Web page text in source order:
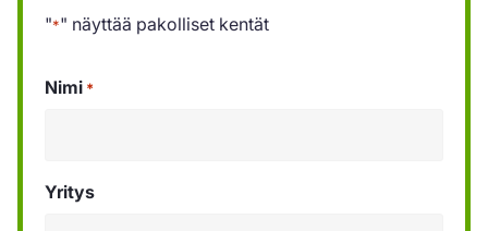
"*" näyttää pakolliset kentät
Nimi *
Yritys